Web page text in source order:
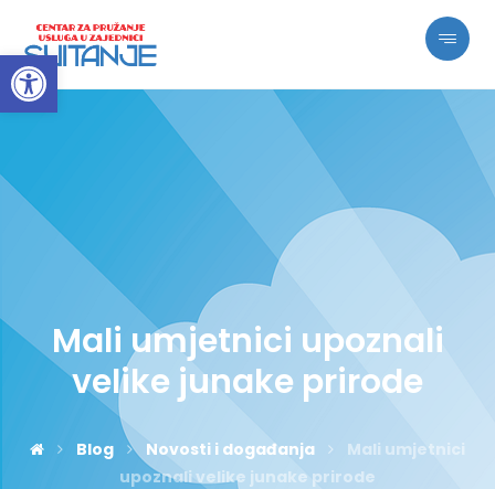
Open toolbar
Mali umjetnici upoznali
velike junake prirode
Blog Novosti i događanja
Mali umjetnici
upoznali velike junake prirode